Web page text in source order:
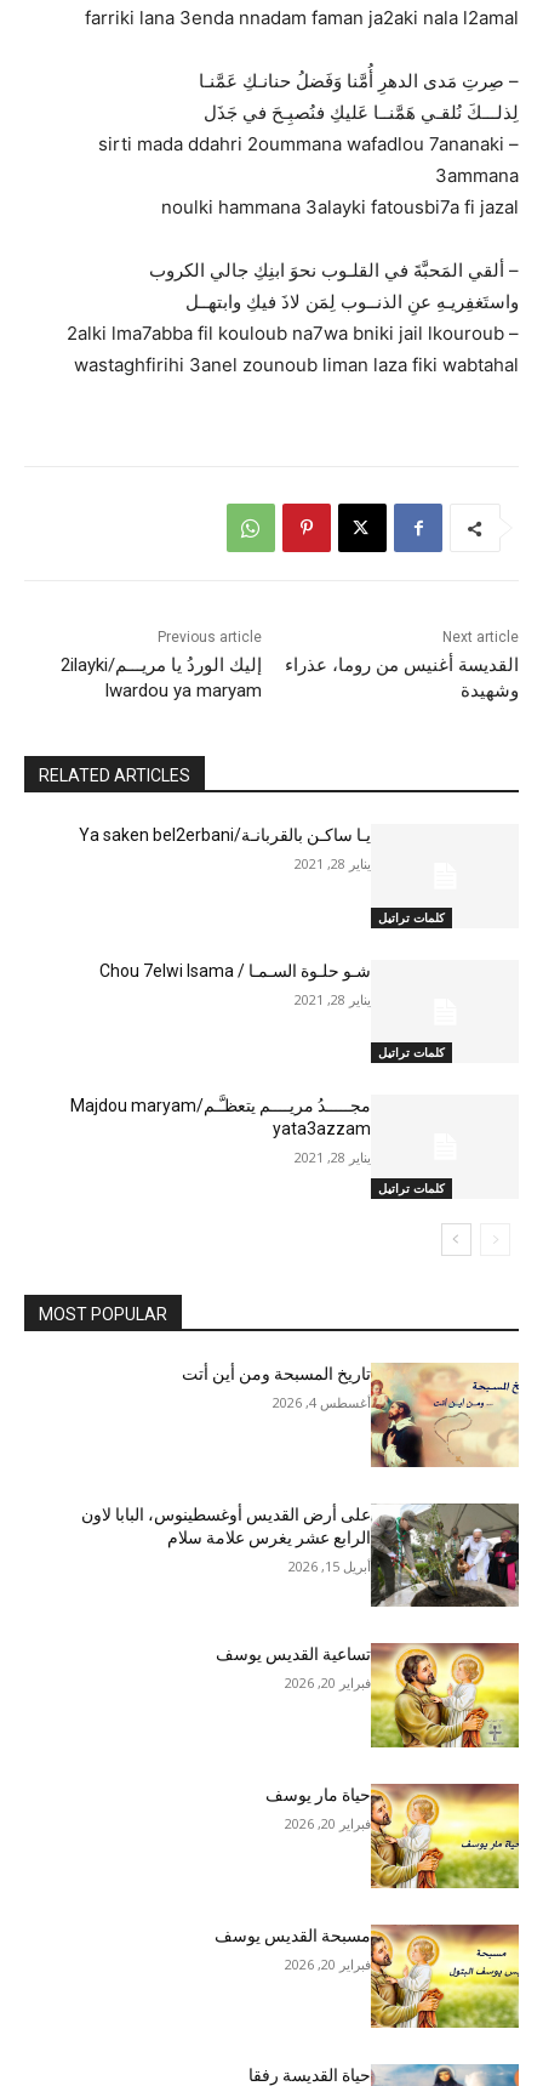
farriki lana 3enda nnadam faman ja2aki nala l2amal
– صِرتِ مَدى الدهرِ أُمَّنا وَفَضلُ حنانـكِ عَمَّنـا
لِذلـــكَ نُلقـي هَمَّنــا عَليكِ فنُصبِـحَ في جَذَل
– sirti mada ddahri 2oummana wafadlou 7ananaki
3ammana
noulki hammana 3alayki fatousbi7a fi jazal
– ألقي المَحبَّةَ في القلـوب نحوَ ابنِكِ جالي الكروب
واستَغفِريـهِ عنِ الذنــوب لِمَن لاذَ فيكِ وابتهــل
– 2alki lma7abba fil kouloub na7wa bniki jail lkouroub
wastaghfirihi 3anel zounoub liman laza fiki wabtahal
Previous article
إليك الوردُ يا مريـــم/2ilayki
lwardou ya maryam
Next article
القديسة أغنيس من روما، عذراء
وشهيدة
RELATED ARTICLES
كلمات تراتيل
يـا ساكـن بالقربانـة/Ya saken bel2erbani
يناير 28, 2021
كلمات تراتيل
شـو حلـوة السـمـا / Chou 7elwi lsama
يناير 28, 2021
كلمات تراتيل
مجـــــدُ مريــــم يتعظـَّـم/Majdou maryam
yata3azzam
يناير 28, 2021
MOST POPULAR
تاريخ المسبحة ومن أين أتت
أغسطس 4, 2026
على أرض القديس أوغسطينوس، البابا لاون
الرابع عشر يغرس علامة سلام
أبريل 15, 2026
تساعية القديس يوسف
فبراير 20, 2026
حياة مار يوسف
فبراير 20, 2026
مسبحة القديس يوسف
فبراير 20, 2026
حياة القديسة رفقا